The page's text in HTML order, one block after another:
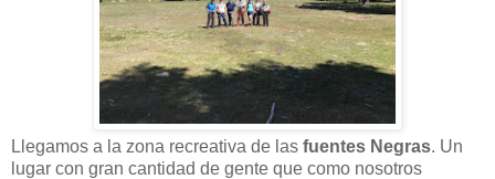
Llegamos a la zona recreativa de las fuentes Negras. Un
lugar con gran cantidad de gente que como nosotros